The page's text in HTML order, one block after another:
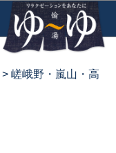
嵯峨野・嵐山・高